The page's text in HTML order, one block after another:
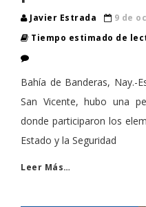
Javier Estrada
9 de
Tiempo estimado de
Bahía de Banderas, Nay.-
San Vicente, hubo una
donde participaron los
Estado y la Seguridad
Leer Más…